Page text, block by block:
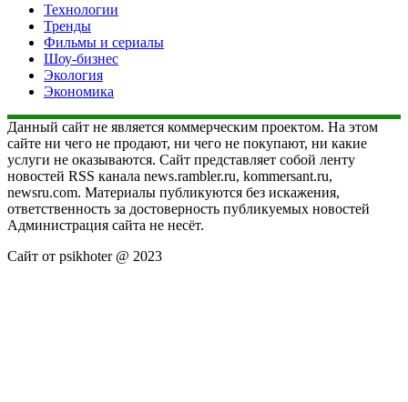
Технологии
Тренды
Фильмы и сериалы
Шоу-бизнес
Экология
Экономика
Данный сайт не является коммерческим проектом. На этом
сайте ни чего не продают, ни чего не покупают, ни какие
услуги не оказываются. Сайт представляет собой ленту
новостей RSS канала news.rambler.ru, kommersant.ru,
newsru.com. Материалы публикуются без искажения,
ответственность за достоверность публикуемых новостей
Администрация сайта не несёт.
Сайт от psikhoter @ 2023